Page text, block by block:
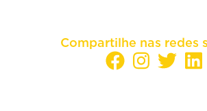
Compartilhe nas redes